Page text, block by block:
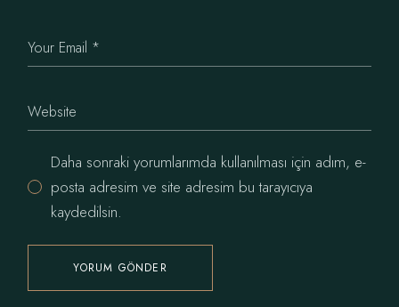
Daha sonraki yorumlarımda kullanılması için adım, e-
posta adresim ve site adresim bu tarayıcıya
kaydedilsin.
YORUM GÖNDER